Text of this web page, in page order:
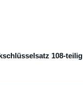
108-teilig